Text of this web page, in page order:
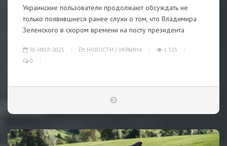
Украинские пользователи продолжают обсуждать не
только появившиеся ранее слухи о том, что Владимира
Зеленского в скором времени на посту президента
30-ИЮЛ-2025 НОВОСТИ / УКРАИНА
1 315
0